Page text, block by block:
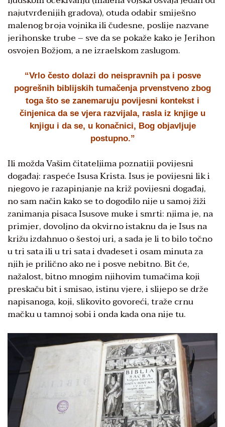
najutvrđenijih gradova), otuda odabir smiješno
malenog broja vojnika ili čudesne, poslije nazvane
jerihonske trube – sve da se pokaže kako je Jerihon
osvojen Božjom, a ne izraelskom zaslugom.
“Vrlo često dolazi do neispravnih pa i posve
pogrešnih biblijskih tumačenja prvenstveno zbog
toga što se zanemaruju povijesni kontekst i
činjenica da se vjera razvijala, rasla iz knjige u
knjigu i da se, u konačnici, Bog objavljuje
postupno.”
Ili možda Vašim čitateljima poznatiji povijesni
događaj: raspeće Isusa Krista. Isus je povijesni lik i
njegovo je razapinjanje na križ povijesni događaj,
no sam način kako se to dogodilo nije u samoj žiži
zanimanja pisaca Isusove muke i smrti: njima je, na
primjer, dovoljno da okvirno istaknu da je Isus na
križu izdahnuo o šestoj uri, a sada je li to bilo točno
u tri sata ili u tri sata i dvadeset i osam minuta za
njih je prilično ako ne i posve nebitno. Bit će,
nažalost, bitno mnogim njihovim tumačima koji
preskaču bit i smisao, istinu vjere, i slijepo se drže
napisanoga, koji, slikovito govoreći, traže crnu
mačku u tamnoj sobi i onda kada ona nije tu.